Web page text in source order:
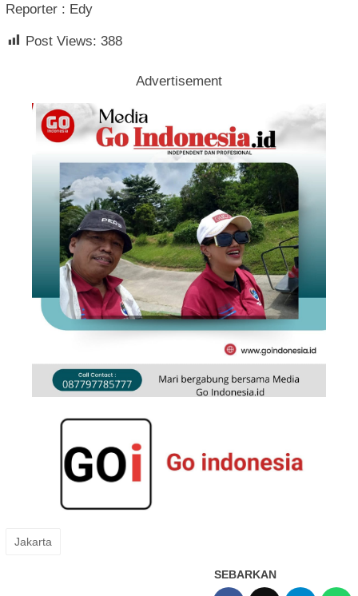
Reporter : Edy
Post Views: 388
Advertisement
Jakarta
SEBARKAN